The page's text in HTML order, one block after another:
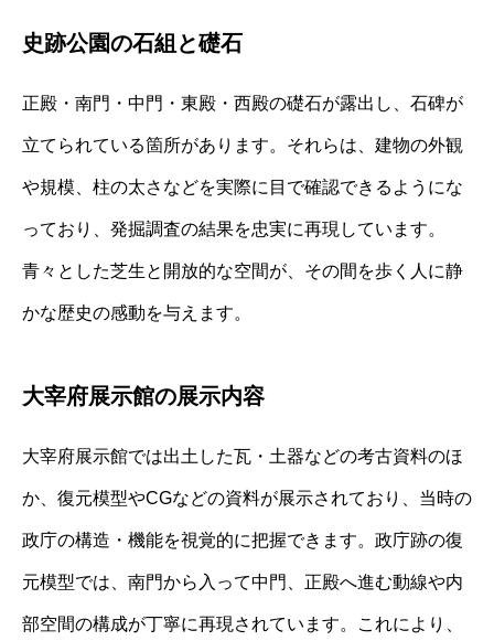
史跡公園の石組と礎石
正殿・南門・中門・東殿・西殿の礎石が露出し、石碑が
立てられている箇所があります。それらは、建物の外観
や規模、柱の太さなどを実際に目で確認できるようにな
っており、発掘調査の結果を忠実に再現しています。
青々とした芝生と開放的な空間が、その間を歩く人に静
かな歴史の感動を与えます。
大宰府展示館の展示内容
大宰府展示館では出土した瓦・土器などの考古資料のほ
か、復元模型やCGなどの資料が展示されており、当時の
政庁の構造・機能を視覚的に把握できます。政庁跡の復
元模型では、南門から入って中門、正殿へ進む動線や内
部空間の構成が丁寧に再現されています。これにより、